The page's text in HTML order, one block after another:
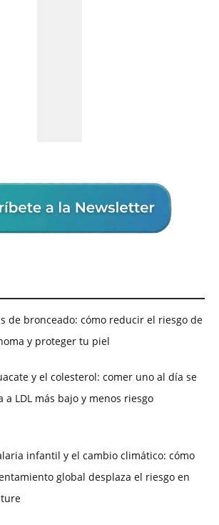
de bronceado: cómo reducir el riesgo de
y proteger tu piel
y el colesterol: comer uno al día se
a LDL más bajo y menos riesgo
infantil y el cambio climático: cómo
global desplaza el riesgo en